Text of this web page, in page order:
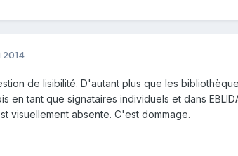
2014
de lisibilité. D'autant plus que les
en tant que signataires individuels et dans
visuellement absente. C'est dommage.